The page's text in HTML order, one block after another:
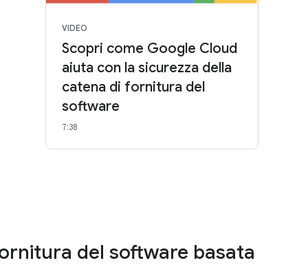
VIDEO
Scopri come Google Cloud
aiuta con la sicurezza della
catena di fornitura del
software
7:38
del software basata